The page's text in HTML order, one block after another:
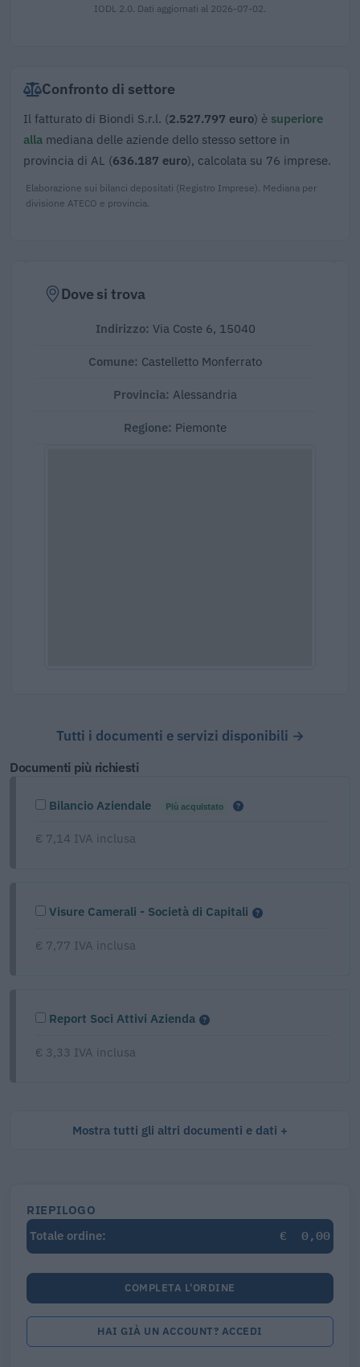
IODL 2.0. Dati aggiornati al 2026-07-02.
Confronto di settore
Il fatturato di Biondi S.r.l. (2.527.797 euro) è superiore
alla mediana delle aziende dello stesso settore in
provincia di AL (636.187 euro), calcolata su 76 imprese.
Elaborazione sui bilanci depositati (Registro Imprese). Mediana per
divisione ATECO e provincia.
Dove si trova
Indirizzo: Via Coste 6, 15040
Comune: Castelletto Monferrato
Provincia: Alessandria
Regione: Piemonte
Tutti i documenti e servizi disponibili →
Documenti più richiesti
Bilancio Aziendale Più acquistato
€ 7,14 IVA inclusa
Visure Camerali - Società di Capitali
€ 7,77 IVA inclusa
Report Soci Attivi Azienda
€ 3,33 IVA inclusa
Mostra tutti gli altri documenti e dati
RIEPILOGO
Totale ordine:
€ 0,00
COMPLETA L'ORDINE
HAI GIÀ UN ACCOUNT? ACCEDI